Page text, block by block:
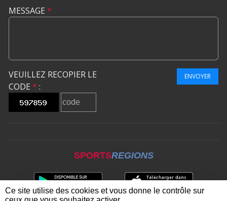
MESSAGE *
VEUILLEZ RECOPIER LE
CODE * :
ENVOYER
SPORTSREGIONS
Ce site utilise des cookies et vous donne le contrôle sur